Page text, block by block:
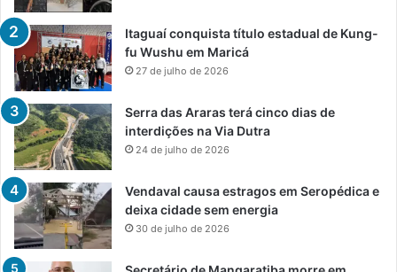
Itaguaí conquista título estadual de Kung-
fu Wushu em Maricá
27 de julho de 2026
Serra das Araras terá cinco dias de
interdições na Via Dutra
24 de julho de 2026
Vendaval causa estragos em Seropédica e
deixa cidade sem energia
30 de julho de 2026